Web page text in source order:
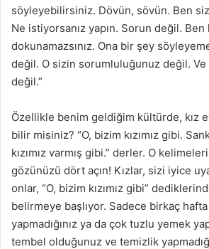
söyleyebilirsiniz. Dövün, sövün. Ben
Ne istiyorsanız yapın. Sorun değil. Ben
dokunamazsınız. Ona bir şey
değil. O sizin sorumluluğunuz değil.
değil.”
Özellikle benim geldiğim kültürde, kız
bilir misiniz? “O, bizim kızımız gibi.
kızımız varmış gibi.” derler. O
gözünüzü dört açın! Kızlar, sizi iyice
onlar, “O, bizim kızımız gibi”
belirmeye başlıyor. Sadece birkaç
yapmadığınız ya da çok tuzlu yemek
tembel olduğunuz ve temizlik